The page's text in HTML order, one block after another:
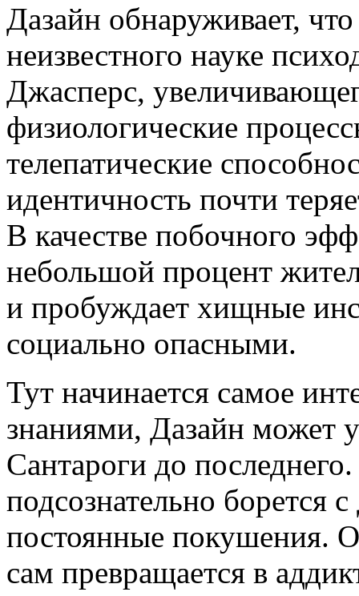
Дазайн обнаруживает,
неизвестного науке
Джасперс,
физиологические
телепатические
идентичность почти
В качестве побочного
небольшой процент
и пробуждает хищные
социально опасными.
Тут начинается самое
знаниями, Дазайн может
Сантароги до
подсознательно борется
постоянные покушения.
сам превращается в